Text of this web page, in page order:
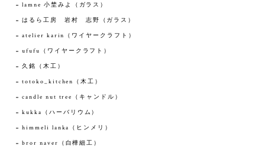
lamne 小埜みよ（ガラス）
はるら工房 岩村 志野（ガラス）
atelier karin（ワイヤークラフト）
ufufu（ワイヤークラフト）
久銘（木工）
totoko_kitchen（木工）
candle nut tree（キャンドル）
kukka（ハーバリウム）
himmeli lanka（ヒンメリ）
bror naver（白樺細工）